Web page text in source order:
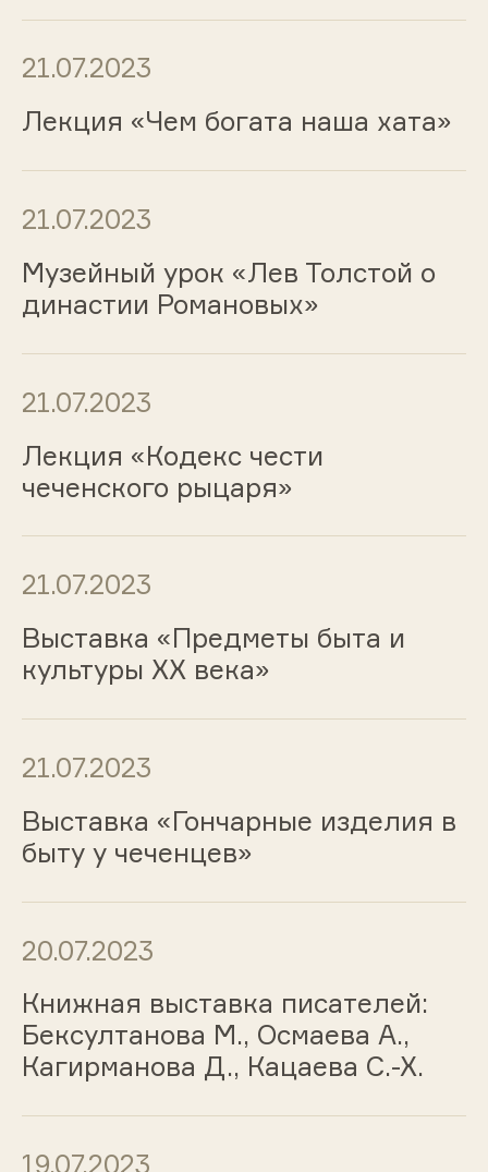
21.07.2023
Лекция «Чем богата наша хата»
21.07.2023
Музейный урок «Лев Толстой о
династии Романовых»
21.07.2023
Лекция «Кодекс чести
чеченского рыцаря»
21.07.2023
Выставка «Предметы быта и
культуры ХХ века»
21.07.2023
Выставка «Гончарные изделия в
быту у чеченцев»
20.07.2023
Книжная выставка писателей:
Бексултанова М., Осмаева А.,
Кагирманова Д., Кацаева С.-Х.
19.07.2023